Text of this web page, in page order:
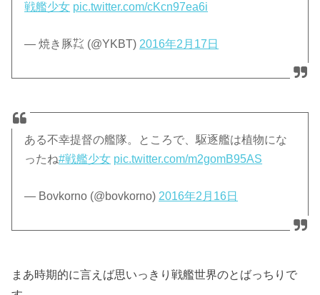
戦艦少女 pic.twitter.com/cKcn97ea6i
— 焼き豚㌠ (@YKBT) 2016年2月17日
ある不幸提督の艦隊。ところで、駆逐艦は植物にな
ったね#戦艦少女 pic.twitter.com/m2gomB95AS
— Bovkorno (@bovkorno)2016年2月16日
まあ時期的に言えば思いっきり戦艦世界のとばっちりで